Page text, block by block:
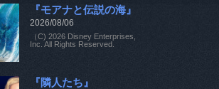
『モアナと伝説の海』
2026/08/06
（C) 2026 Disney Enterprises,
Inc. All Rights Reserved.
『隣人たち』